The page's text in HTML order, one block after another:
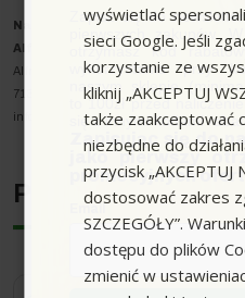
Nazwa producenta oraz o soba
Alfred Kärcher SE & Co. KG
Alfred-Kärcher-Strasse 28-40
71364 Winnenden
info@karcher.com
Podobne
wyświetlać
sieci Google. Jeśli
korzystanie ze
kliknij „AKCEPTUJ
także zaakceptować
niezbędne do
przycisk „AKCEPTUJ
dostosować zakres
SZCZEGÓŁY”.
dostępu do plików
zmienić w
Zapisz się do
pierwszych zakupów.
otrzymasz kod
wykorzystania przy
naszym sklepie
to 100zł przed
się z innymi kodami
Zapisując się do
jako pierwszy
promocyjnych